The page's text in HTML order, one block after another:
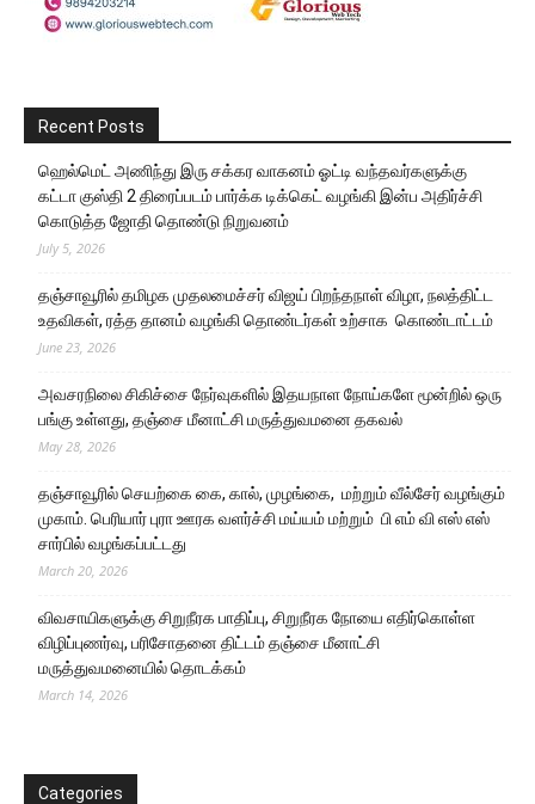
Recent Posts
ஹெல்மெட் அணிந்து இரு சக்கர வாகனம் ஓட்டி வந்தவர்களுக்கு
கட்டா குஸ்தி 2 திரைப்படம் பார்க்க டிக்கெட் வழங்கி இன்ப அதிர்ச்சி
கொடுத்த ஜோதி தொண்டு நிறுவனம்
July 5, 2026
தஞ்சாவூரில் தமிழக முதலமைச்சர் விஜய் பிறந்தநாள் விழா, நலத்திட்ட
உதவிகள், ரத்த தானம் வழங்கி தொண்டர்கள் உற்சாக கொண்டாட்டம்
June 23, 2026
அவசரநிலை சிகிச்சை நேர்வுகளில் இதயநாள நோய்களே மூன்றில் ஒரு
பங்கு உள்ளது, தஞ்சை மீனாட்சி மருத்துவமனை தகவல்
May 28, 2026
தஞ்சாவூரில் செயற்கை கை, கால், முழங்கை, மற்றும் வீல்சேர் வழங்கும்
முகாம். பெரியார் புரா ஊரக வளர்ச்சி மய்யம் மற்றும் பி எம் வி எஸ் எஸ்
சார்பில் வழங்கப்பட்டது
March 20, 2026
விவசாயிகளுக்கு சிறுநீரக பாதிப்பு, சிறுநீரக நோயை எதிர்கொள்ள
விழிப்புணர்வு, பரிசோதனை திட்டம் தஞ்சை மீனாட்சி
மருத்துவமனையில் தொடக்கம்
March 14, 2026
Categories